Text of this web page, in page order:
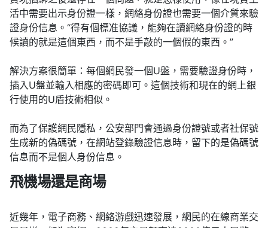
活中需要出示身份證一樣，網絡身份證也需要一個介質來驗
證身份信息。“得有個標准協議，能夠在讀網絡身份證的時
候讀的就是這個東西，而不是手敲的一個假的東西。”
解決方案很簡單：每個網民發一個U盤，需要驗證身份時，
插入U盤並輸入相應的密碼即可。這個技術和現在的網上銀
行使用的U盾技術相似。
而為了保護網民隱私，公安部門會通過身份證號或者社保號
生成新的偽碼號，在網站登錄驗證信息時，留下的是偽碼號
信息而不是個人身份信息。
飛機場還是商場
近幾年，電子商務、網絡游戲迅速發展，網民的在線商業交